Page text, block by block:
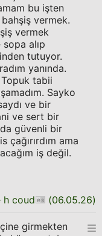
bu işten
vermek.
vermek
alıp
tutuyor.
yanında.
Topuk tabii
Sayko
ve bir
ve sert bir
güvenli bir
ama
iş değil.
h coud (06.05.26)
girmekten